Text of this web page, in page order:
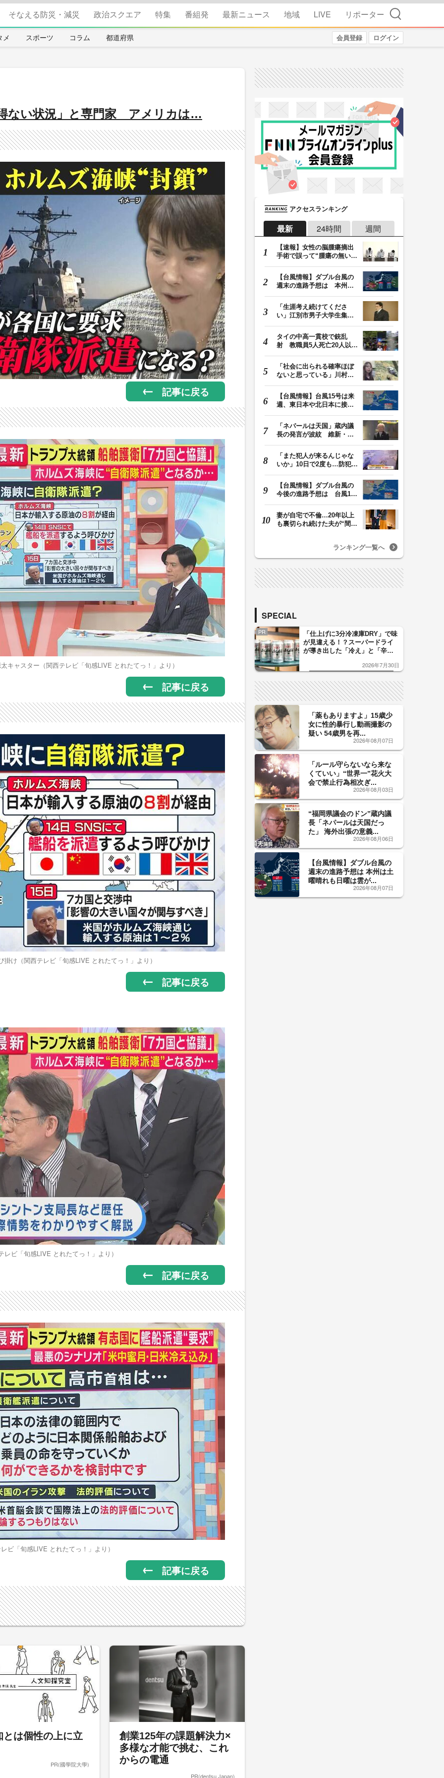
そなえる防災・減災 政治スクエア 特集 番組発 最新ニュース 地域 LIVE リポーター 検索
メ スポーツ コラム 都道府県 会員登録 ログイン
ない状況」と専門家 アメリカは…
記事に戻る
ャスター（関西テレビ「旬感LIVE とれたてっ！」より）
記事に戻る
け（関西テレビ「旬感LIVE とれたてっ！」より）
記事に戻る
レビ「旬感LIVE とれたてっ！」より）
記事に戻る
ビ「旬感LIVE とれたてっ！」より）
記事に戻る
とは個性の上に立
PR(國學院大學)
創業125年の課題解決力×
多様な才能で挑む、これ
からの電通
PR(dentsu Japan)
アクセスランキング
最新 24時間 週間
【速報】女性の脳腫瘍摘出
手術で誤って“腫瘍の無い部
【台風情報】ダブル台風の
週末の進路予想は 本州は
「生涯考え続けてくださ
い」江別市男子大学生集団
タイの中高一貫校で銃乱
射 教職員5人死亡20人以上
「社会に出られる確率ほぼ
ないと思っている」川村葉
【台風情報】台風15号は来
週、東日本や北日本に接近
「ネパールは天国」蔵内議
長の発言が波紋 維新・吉
「また犯人が来るんじゃな
いか」10日で2度も…防犯カ
【台風情報】ダブル台風の
今後の進路予想は 台風13
妻が自宅で不倫…20年以上
も裏切られ続けた夫が“間
ランキング一覧へ
SPECIAL
PR
「仕上げに3分冷凍庫DRY」で味
が見違える！？スーパードライ
が導き出した「冷え」と「辛
した「辛口カーブ」が飲み頃の
2026年7月30日
「薬もありますよ」15歳少
女に性的暴行し動画撮影の
疑い 54歳男を再...
2026年08月07日
「ルール守らないなら来な
くていい」“世界一”花火大
会で禁止行為相次ぎ...
2026年08月03日
“福岡県議会のドン”蔵内議
長「ネパールは天国だっ
た」 海外出張の意義...
2026年08月06日
【台風情報】ダブル台風の
週末の進路予想は 本州は土
曜晴れも日曜は雲が...
2026年08月07日